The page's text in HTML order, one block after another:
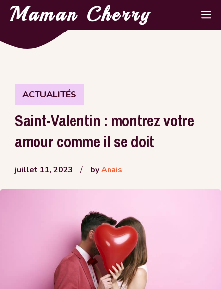
AllerMaman Cherry
ACTUALITÉS
Saint-Valentin : montrez votre
amour comme il se doit
juillet 11, 2023 / byAnais